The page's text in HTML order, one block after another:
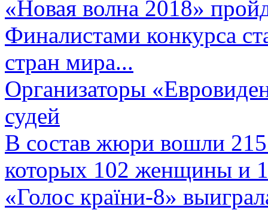
«Новая волна 2018»
Финалистами конкурса
стран мира...
Организаторы
судей
В состав жюри вошли 215
которых 102 женщины и
«Голос країни-8»